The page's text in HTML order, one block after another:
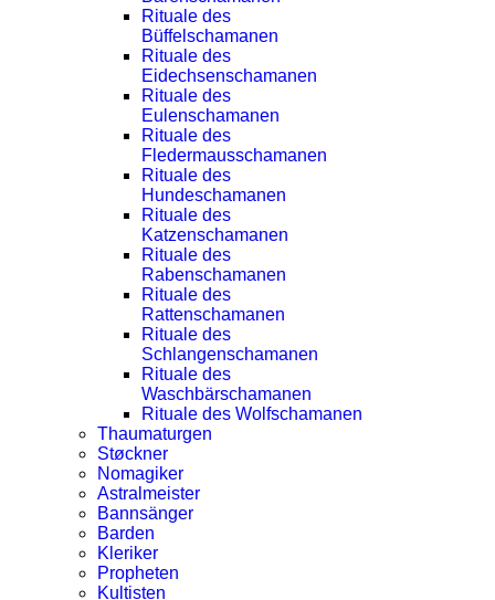
Rituale des
Büffelschamanen
Rituale des
Eidechsenschamanen
Rituale des
Eulenschamanen
Rituale des
Fledermausschamanen
Rituale des
Hundeschamanen
Rituale des
Katzenschamanen
Rituale des
Rabenschamanen
Rituale des
Rattenschamanen
Rituale des
Schlangenschamanen
Rituale des
Waschbärschamanen
Rituale des Wolfschamanen
Thaumaturgen
Støckner
Nomagiker
Astralmeister
Bannsänger
Barden
Kleriker
Propheten
Kultisten